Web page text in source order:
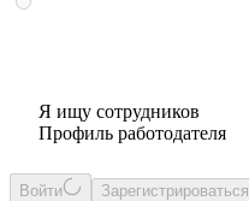
Я ищу сотрудников
Профиль работодателя
Войти Зарегистрироваться